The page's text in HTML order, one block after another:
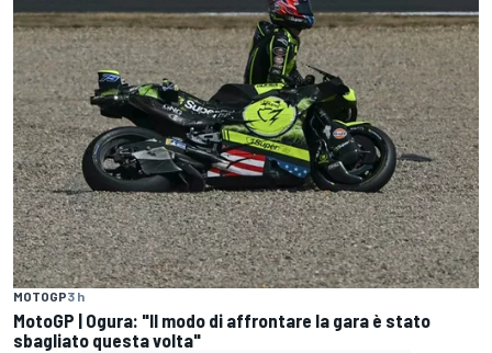
MOTOGP3 h
MotoGP | Ogura: "Il modo di affrontare la gara è stato
sbagliato questa volta"